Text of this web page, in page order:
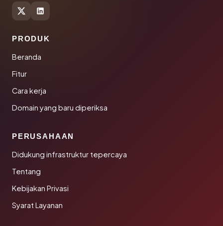
PRODUK
Beranda
Fitur
Cara kerja
Domain yang baru diperiksa
PERUSAHAAN
Didukung infrastruktur tepercaya
Tentang
Kebijakan Privasi
Syarat Layanan